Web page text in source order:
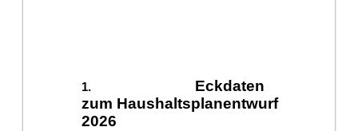
Eckdaten
zum Haushaltsplanentwurf
2026